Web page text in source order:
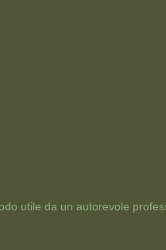
utile da un autorevole